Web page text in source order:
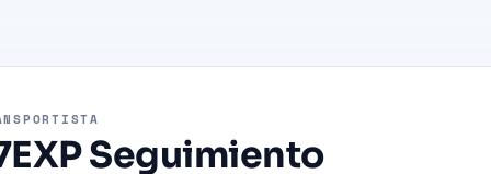
Seguimiento